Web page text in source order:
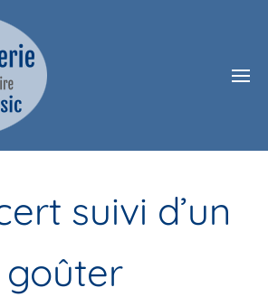
suivi d’un
goûter